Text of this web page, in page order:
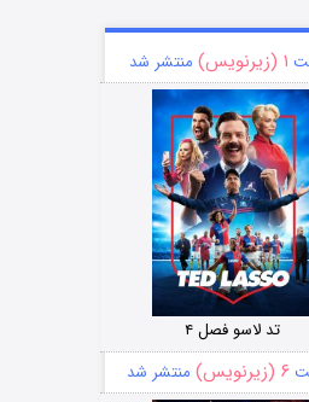
۱ (زیرنویس) منتشر شد
تد لاسو فصل ۴
۶ (زیرنویس) منتشر شد